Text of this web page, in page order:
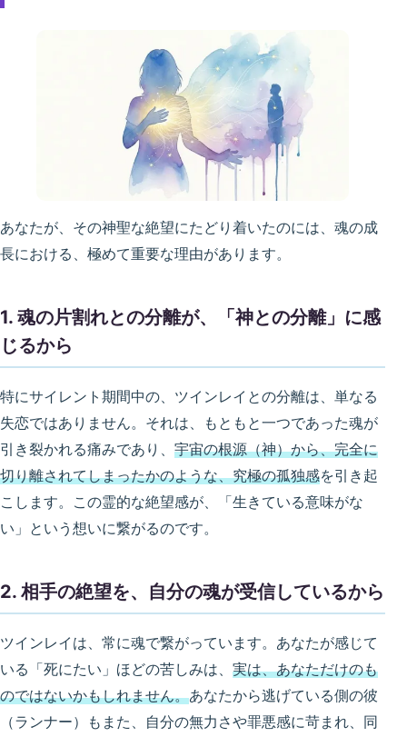
あなたが、その神聖な絶望にたどり着いたのには、魂の成
長における、極めて重要な理由があります。
1. 魂の片割れとの分離が、「神との分離」に感
じるから
特にサイレント期間中の、ツインレイとの分離は、単なる
失恋ではありません。それは、もともと一つであった魂が
引き裂かれる痛みであり、 宇宙の根源（神）から、完全に
切り離されてしまったかのような、究極の孤独感を引き起
こします。この霊的な絶望感が、「生きている意味がな
い」という想いに繋がるのです。
2. 相手の絶望を、自分の魂が受信しているから
ツインレイは、常に魂で繋がっています。あなたが感じて
いる「死にたい」ほどの苦しみは、 実は、あなただけのも
のではないかもしれません。あなたから逃げている側の彼
（ランナー）もまた、自分の無力さや罪悪感に苛まれ、同